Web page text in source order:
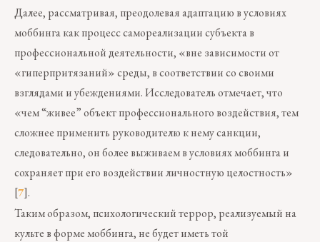
Далее, рассматривая, преодолевая адаптацию в условиях
моббинга как процесс самореализации субъекта в
профессиональной деятельности, «вне зависимости от
«гиперпритязаний» среды, в соответствии со своими
взглядами и убеждениями. Исследователь отмечает, что
«чем “живее” объект профессионального воздействия, тем
сложнее применить руководителю к нему санкции,
следовательно, он более выживаем в условиях моббинга и
сохраняет при его воздействии личностную целостность»
[7].
Таким образом, психологический террор, реализуемый на
культе в форме моббинга, не будет иметь той